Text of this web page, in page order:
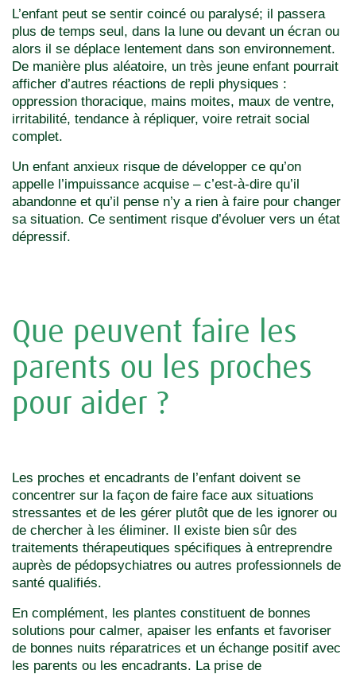
L’enfant peut se sentir coincé ou paralysé; il passera
plus de temps seul, dans la lune ou devant un écran ou
alors il se déplace lentement dans son environnement.
De manière plus aléatoire, un très jeune enfant pourrait
afficher d’autres réactions de repli physiques :
oppression thoracique, mains moites, maux de ventre,
irritabilité, tendance à répliquer, voire retrait social
complet.
Un enfant anxieux risque de développer ce qu’on
appelle l’impuissance acquise – c’est-à-dire qu’il
abandonne et qu’il pense n’y a rien à faire pour changer
sa situation. Ce sentiment risque d’évoluer vers un état
dépressif.
Que peuvent faire les
parents ou les proches
pour aider ?
Les proches et encadrants de l’enfant doivent se
concentrer sur la façon de faire face aux situations
stressantes et de les gérer plutôt que de les ignorer ou
de chercher à les éliminer. Il existe bien sûr des
traitements thérapeutiques spécifiques à entreprendre
auprès de pédopsychiatres ou autres professionnels de
santé qualifiés.
En complément, les plantes constituent de bonnes
solutions pour calmer, apaiser les enfants et favoriser
de bonnes nuits réparatrices et un échange positif avec
les parents ou les encadrants. La prise de